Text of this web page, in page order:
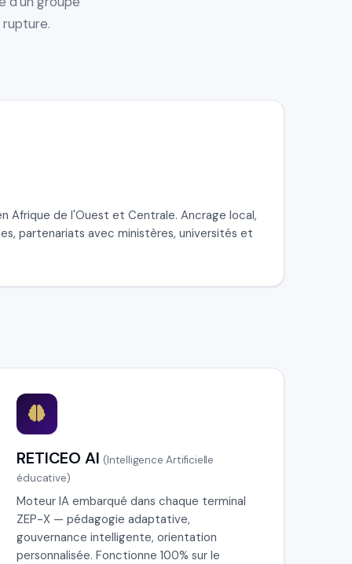
Afrique de l'Ouest et Centrale. Ancrage local,
partenariats avec ministères, universités et
RETICEO AI (Intelligence Artificielle
éducative)
Moteur IA embarqué dans chaque terminal
ZEP-X — pédagogie adaptative,
gouvernance intelligente, orientation
personnalisée. Fonctionne 100% sur le